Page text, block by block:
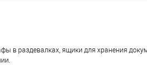
в раздевалках, ящики для хранения